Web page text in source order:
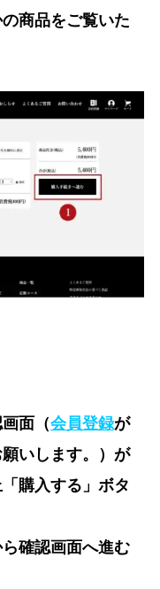
商品をご覧いた
面（会員登録が
いします。）が
購入する」ボタ
確認画面へ進む